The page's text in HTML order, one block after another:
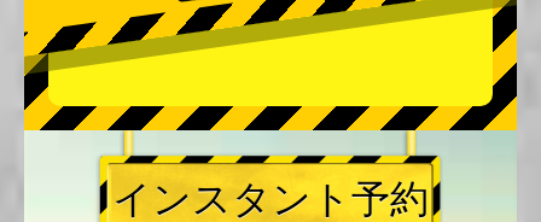
インスタント予約